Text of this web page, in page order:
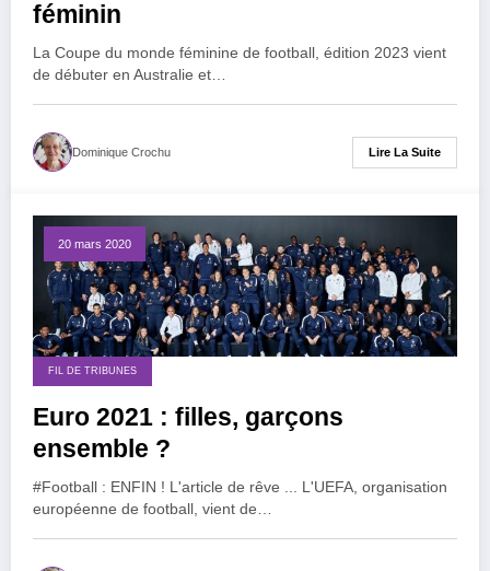
féminin
La Coupe du monde féminine de football, édition 2023 vient
de débuter en Australie et…
Dominique Crochu Lire La Suite
20 mars 2020
FIL DE TRIBUNES
Euro 2021 : filles, garçons
ensemble ?
#Football : ENFIN ! L'article de rêve ... L'UEFA, organisation
européenne de football, vient de…